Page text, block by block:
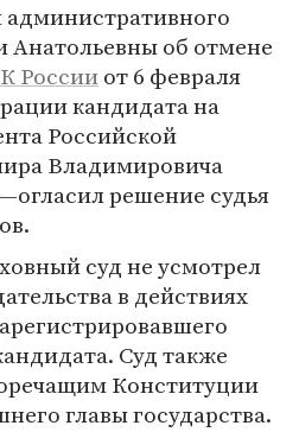
административного
Анатольевны об отмене
Россииот 6 февраля
кандидата на
Российской
Владимировича
решение судья
суд не усмотрел
в действиях
Суд также
Конституции
главы государства.